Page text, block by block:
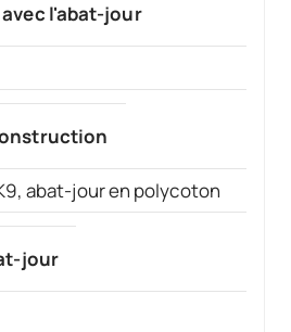
l'abat-jour
abat-jour en polycoton
jour